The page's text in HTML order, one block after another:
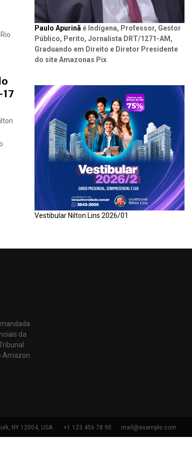
Paulo Apurinã é Indígena, Professor, Gestor
Público, Perito, Jornalista DRT/1271-AM,
Graduando em Direito e Diretor Presidente
do site Amazonas Pix
Vestibular Nilton Lins 2026/01
da
Amazon
NY 12004, USA. +1 123 456 78 90 mail@example.com